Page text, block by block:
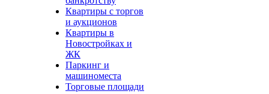
Квартиры с торгов
и аукционов
Квартиры в
Новостройках и
ЖК
Паркинг и
машиноместа
Торговые площади